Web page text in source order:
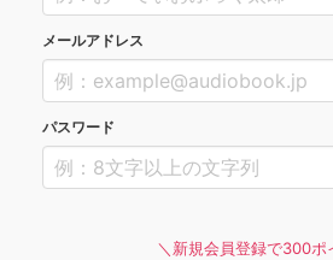
メールアドレス
パスワード
＼新規会員登録で300ポ